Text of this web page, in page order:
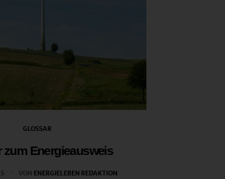
GLOSSAR
zum Energieausweis
VON ENERGIELEBEN REDAKTION